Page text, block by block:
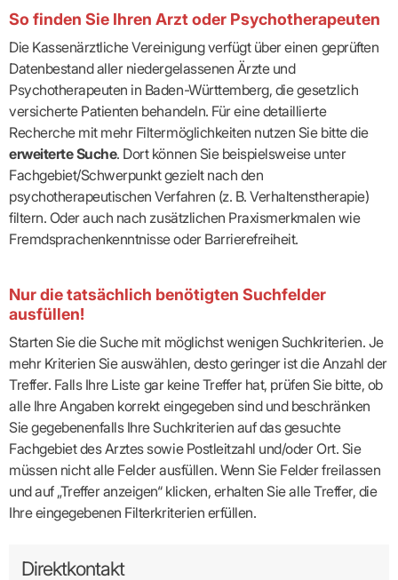
So finden Sie Ihren Arzt oder Psychotherapeuten
Die Kassenärztliche Vereinigung verfügt über einen geprüften
Datenbestand aller niedergelassenen Ärzte und
Psychotherapeuten in Baden-Württemberg, die gesetzlich
versicherte Patienten behandeln. Für eine detaillierte
Recherche mit mehr Filtermöglichkeiten nutzen Sie bitte die
erweiterte Suche. Dort können Sie beispielsweise unter
Fachgebiet/Schwerpunkt gezielt nach den
psychotherapeutischen Verfahren (z. B. Verhaltenstherapie)
filtern. Oder auch nach zusätzlichen Praxismerkmalen wie
Fremdsprachenkenntnisse oder Barrierefreiheit.
Nur die tatsächlich benötigten Suchfelder
ausfüllen!
Starten Sie die Suche mit möglichst wenigen Suchkriterien. Je
mehr Kriterien Sie auswählen, desto geringer ist die Anzahl der
Treffer. Falls Ihre Liste gar keine Treffer hat, prüfen Sie bitte, ob
alle Ihre Angaben korrekt eingegeben sind und beschränken
Sie gegebenenfalls Ihre Suchkriterien auf das gesuchte
Fachgebiet des Arztes sowie Postleitzahl und/oder Ort. Sie
müssen nicht alle Felder ausfüllen. Wenn Sie Felder freilassen
und auf „Treffer anzeigen“ klicken, erhalten Sie alle Treffer, die
Ihre eingegebenen Filterkriterien erfüllen.
Direktkontakt